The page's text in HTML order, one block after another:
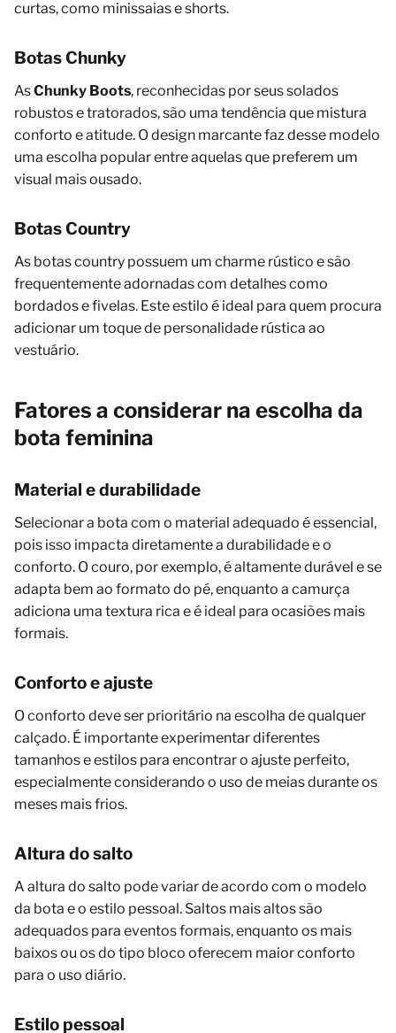
curtas, como minissaias e shorts.
Botas Chunky
AsChunky Boots, reconhecidas por seus solados
robustos e tratorados, são uma tendência que mistura
conforto e atitude. O design marcante faz desse modelo
uma escolha popular entre aquelas que preferem um
visual mais ousado.
Botas Country
As botas country possuem um charme rústico e são
frequentemente adornadas com detalhes como
bordados e fivelas. Este estilo é ideal para quem procura
adicionar um toque de personalidade rústica ao
vestuário.
Fatores a considerar na escolha da
bota feminina
Material e durabilidade
Selecionar a bota com o material adequado é essencial,
pois isso impacta diretamente a durabilidade e o
conforto. O couro, por exemplo, é altamente durável e se
adapta bem ao formato do pé, enquanto a camurça
adiciona uma textura rica e é ideal para ocasiões mais
formais.
Conforto e ajuste
O conforto deve ser prioritário na escolha de qualquer
calçado. É importante experimentar diferentes
tamanhos e estilos para encontrar o ajuste perfeito,
especialmente considerando o uso de meias durante os
meses mais frios.
Altura do salto
A altura do salto pode variar de acordo com o modelo
da bota e o estilo pessoal. Saltos mais altos são
adequados para eventos formais, enquanto os mais
baixos ou os do tipo bloco oferecem maior conforto
para o uso diário.
Estilo pessoal